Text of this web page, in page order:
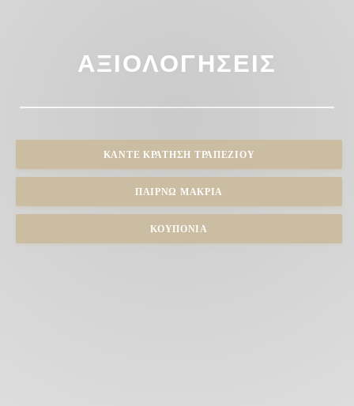
ΑΞΙΟΛΟΓΉΣΕΙΣ
ΚΆΝΤΕ ΚΡΆΤΗΣΗ ΤΡΑΠΕΖΙΟΎ
ΠΑΊΡΝΩ ΜΑΚΡΙΆ
ΚΟΥΠΌΝΙΑ